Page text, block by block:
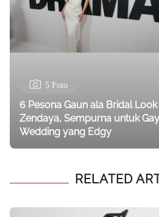
5 Foto
6 Pesona Gaun ala Bridal Look
Zendaya, Sempurna untuk
Wedding yang Edgy
RELATED